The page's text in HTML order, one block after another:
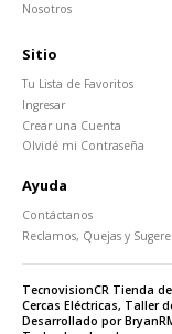
Nosotros
Sitio
Tu Lista de Favoritos
Ingresar
Crear una Cuenta
Olvidé mi Contraseña
Ayuda
Contáctanos
Reclamos, Quejas y
TecnovisionCR Tienda
Cercas Eléctricas, Taller
Desarrollado por